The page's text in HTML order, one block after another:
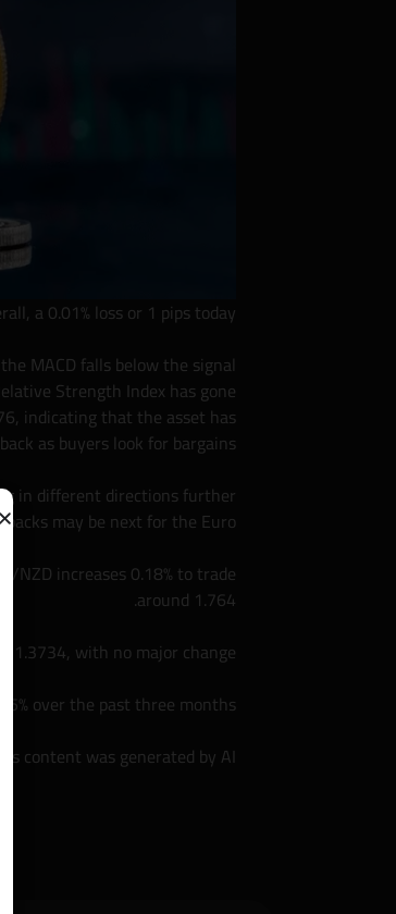
a 0.01% loss or 1 pips today.
MACD falls below the signal
Strength Index has gone
indicating that the asset has
as buyers look for bargains.
in different directions further
may be next for the Euro.
NZD increases 0.18% to trade
around 1.764.
1.3734, with no major change
over the past three months.
This content was generated by AI